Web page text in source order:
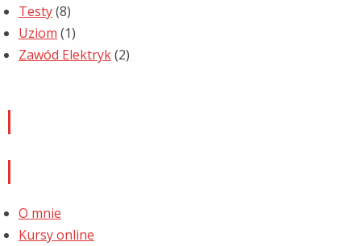
Testy(8)
Uziom (1)
Zawód Elektryk(2)
O mnie
Kursy online